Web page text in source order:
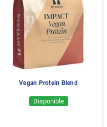
Vegan Protein Blend
Disponible